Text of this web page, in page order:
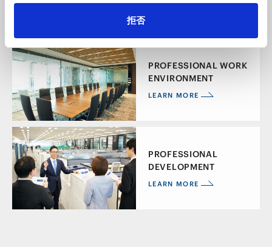
拒否
PROFESSIONAL WORK
ENVIRONMENT
LEARN MORE
PROFESSIONAL
DEVELOPMENT
LEARN MORE